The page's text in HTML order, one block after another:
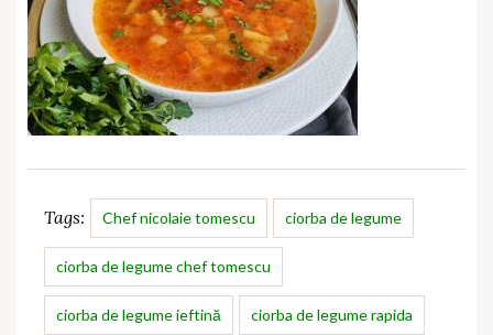
Tags: Chef nicolaie tomescu ciorba de legume
ciorba de legume chef tomescu
ciorba de legume ieftină ciorba de legume rapida